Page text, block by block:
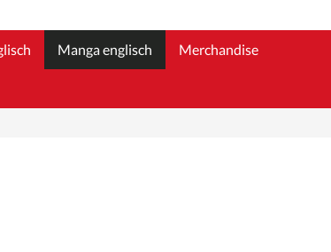
Manga englisch Merchandise